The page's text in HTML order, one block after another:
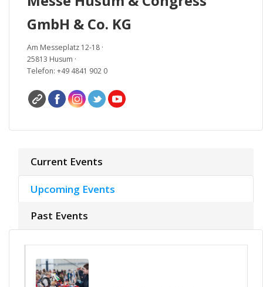
GmbH & Co. KG
Am Messeplatz 12-18 ·
25813 Husum ·
Telefon: +49 4841 902 0
Current Events
Upcoming Events
Past Events